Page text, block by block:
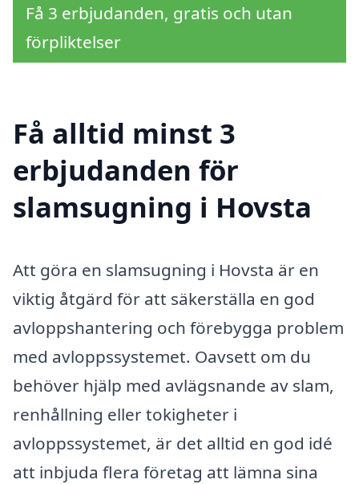
Få 3 erbjudanden, gratis och utan
förpliktelser
Få alltid minst 3
erbjudanden för
slamsugning i Hovsta
Att göra en slamsugning i Hovsta är en
viktig åtgärd för att säkerställa en god
avloppshantering och förebygga problem
med avloppssystemet. Oavsett om du
behöver hjälp med avlägsnande av slam,
renhållning eller tokigheter i
avloppssystemet, är det alltid en god idé
att inbjuda flera företag att lämna sina